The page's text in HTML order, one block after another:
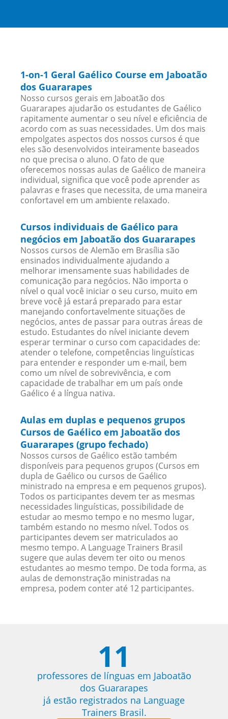
1-on-1 Geral Gaélico Course em Jaboatão
dos Guararapes
Nosso cursos gerais em Jaboatão dos
Guararapes ajudarão os estudantes de Gaélico
rapitamente aumentar o seu nível e eficiência de
acordo com as suas necessidades. Um dos mais
empolgates aspectos dos nossos cursos é que
eles são desenvolvidos inteiramente baseados
no que precisa o aluno. O fato de que
oferecemos nossas aulas de Gaélico de maneira
individual, significa que você pode aprender as
palavras e frases que necessita, de uma maneira
confortavel em um ambiente relaxado.
Cursos individuais de Gaélico para
negócios em Jaboatão dos Guararapes
Nossos cursos de Alemão em Brasília são
ensinados individualmente ajudando a
melhorar imensamente suas habilidades de
comunicação para negócios. Não importa o
nível o qual você iniciar o seu curso, muito em
breve você já estará preparado para estar
manejando confortavelmente situações de
negócios, antes de passar para outras áreas de
estudo. Estudantes do nível iniciante devem
esperar terminar o curso com capacidades de:
atender o telefone, competências linguísticas
para entender e responder um e-mail, bem
como um nível de sobrevivência, e com
capacidade de trabalhar em um país onde
Gaélico é a língua nativa.
Aulas em duplas e pequenos grupos
Cursos de Gaélico em Jaboatão dos
Guararapes (grupo fechado)
Nossos cursos de Gaélico estão também
disponíveis para pequenos grupos (Cursos em
dupla de Gaélico ou cursos de Gaélico
ministrado na empresa e em pequenos grupos).
Todos os participantes devem ter as mesmas
necessidades linguísticas, possibilidade de
estudar ao mesmo tempo e no mesmo lugar,
também estando no mesmo nível. Todos os
participantes devem ser matriculados ao
mesmo tempo. A Language Trainers Brasil
sugere que aulas devem ter oito ou menos
estudantes ao mesmo tempo. De toda forma, as
aulas de demonstração ministradas na
empresa, podem conter até 12 participantes.
11
professores de línguas em Jaboatão
dos Guararapes
já estão registrados na Language
Trainers Brasil.